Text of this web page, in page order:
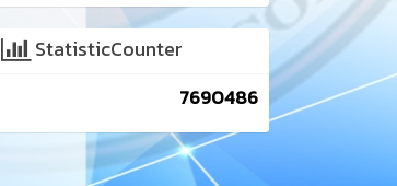
StatisticCounter
7690486